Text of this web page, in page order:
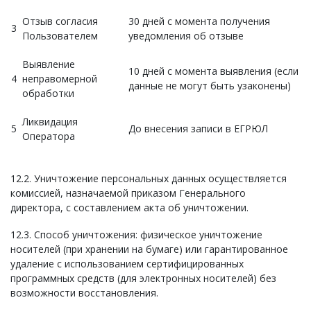
3
Отзыв согласия
Пользователем
30 дней с момента получения
уведомления об отзыве
4
Выявление
неправомерной
обработки
10 дней с момента выявления (если
данные не могут быть узаконены)
5
Ликвидация
Оператора
До внесения записи в ЕГРЮЛ
12.2. Уничтожение персональных данных осуществляется
комиссией, назначаемой приказом Генерального
директора, с составлением акта об уничтожении.
12.3. Способ уничтожения: физическое уничтожение
носителей (при хранении на бумаге) или гарантированное
удаление с использованием сертифицированных
программных средств (для электронных носителей) без
возможности восстановления.